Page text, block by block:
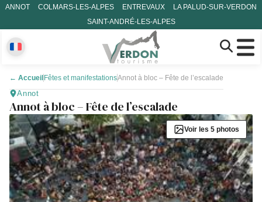
ANNOT COLMARS-LES-ALPES ENTREVAUX
LA PALUD-SUR-VERDON
SAINT-ANDRÉ-LES-ALPES
← Accueil Fêtes et manifestationsAnnot à bloc – Fête de l’escalade
Annot
Annot à bloc – Fête de l’escalade
Voir les 5 photos